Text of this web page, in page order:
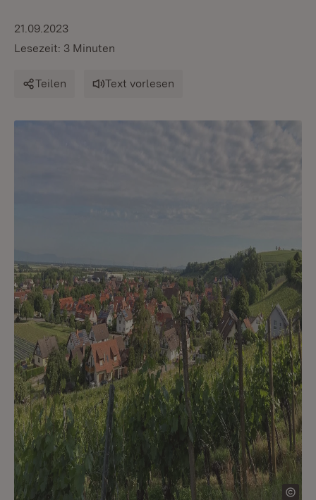
21.09.2023
Lesezeit: 3 Minuten
Teilen Text vorlesen